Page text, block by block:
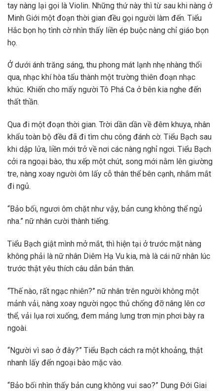
tay nàng lại gọi là Violin. Những thứ này thì từ sau khi nàng ở
Minh Giới một đoạn thời gian đều gọi người làm đến. Tiểu
Hắc bọn họ tình cờ nhìn thấy liền ép buộc nàng chỉ giáo bọn
họ.
Ở dưới ánh trăng sáng, thu phong mát lạnh nhẹ nhàng thổi
qua, nhạc khí hòa tấu thành một trường thiên đoạn nhạc
khúc. Khiến cho mấy người Tô Phá Ca ở bên kia nghe đến
thất thần.
Qua đi một đoạn thời gian. Trời dần dần về đêm khuya, nhân
khẩu toàn bộ đều đã đi tìm chu công đánh cờ. Tiểu Bạch sau
khi dập lửa, liền mới trở về nơi các nàng nghỉ ngơi. Tiểu Bạch
cởi ra ngoại bào, thu xếp một chút, song mới nằm lên giường
tre, nàng xoay người ôm lấy cỗ thân thể bên cạnh, nhắm mắt
đi ngủ.
“Bảo bối, ngươi ôm chặt như vậy, bản cung không thể ngủ
nha.” nữ nhân cười thành tiếng.
Tiểu Bạch giật mình mở mắt, thì hiện tại ở trước mặt nàng
không phải là nữ nhân Diêm Hạ Vu kia, mà là cái nữ nhân lúc
trước thật yêu thích câu dẫn bản thân.
“Thế nào, rất ngạc nhiên?” nữ nhân trên người không một
mảnh vải, nàng xoay người ngọc thủ chống đỡ nâng lên cơ
thể, vải lụa rơi xuống, đem mảng lưng trơn mịn phơi bày ra
ngoài.
“Người vì sao ở đây?” Tiểu Bạch cách ra một khoảng, thật
nhanh lấy đến ngoại bào mặc vào.
“Bảo bối nhìn thấy bản cung không vui sao?” Dung Đới Giai